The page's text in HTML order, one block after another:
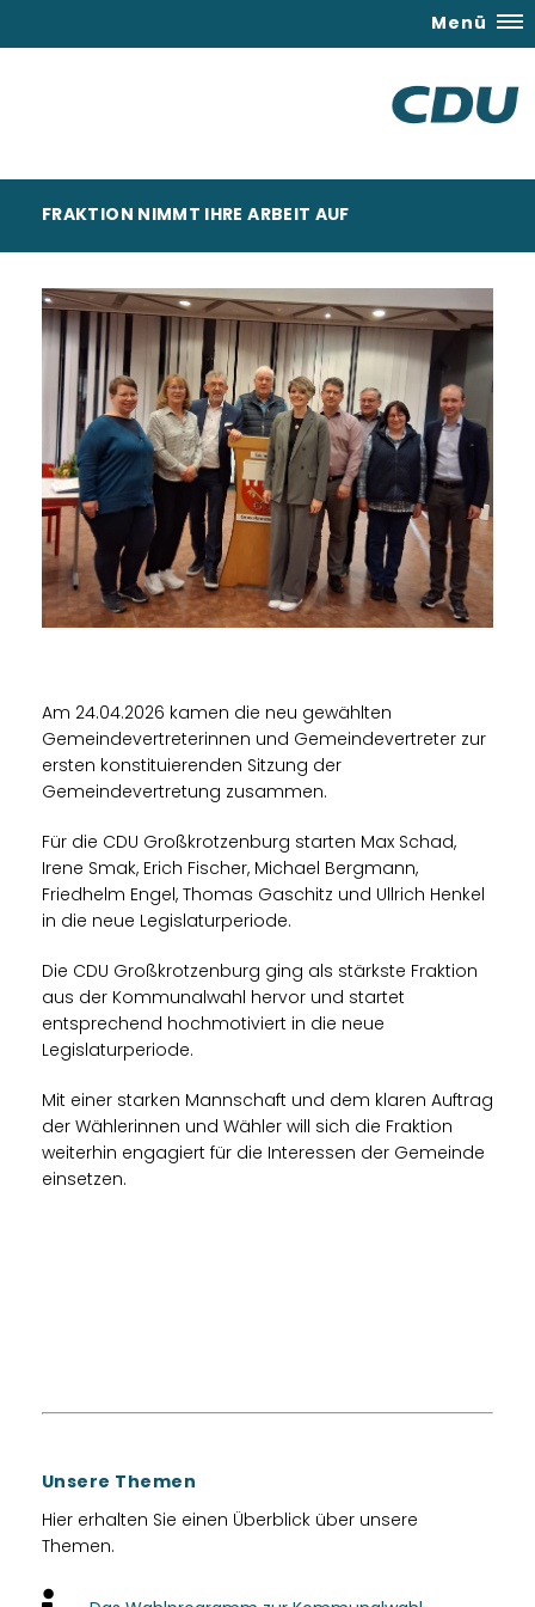
Menü
FRAKTION NIMMT IHRE ARBEIT AUF
Am 24.04.2026 kamen die neu gewählten
Gemeindevertreterinnen und Gemeindevertreter zur
ersten konstituierenden Sitzung der
Gemeindevertretung zusammen.
Für die CDU Großkrotzenburg starten Max Schad,
Irene Smak, Erich Fischer, Michael Bergmann,
Friedhelm Engel, Thomas Gaschitz und Ullrich Henkel
in die neue Legislaturperiode.
Die CDU Großkrotzenburg ging als stärkste Fraktion
aus der Kommunalwahl hervor und startet
entsprechend hochmotiviert in die neue
Legislaturperiode.
Mit einer starken Mannschaft und dem klaren Auftrag
der Wählerinnen und Wähler will sich die Fraktion
weiterhin engagiert für die Interessen der Gemeinde
einsetzen.
Unsere Themen
Hier erhalten Sie einen Überblick über unsere
Themen.